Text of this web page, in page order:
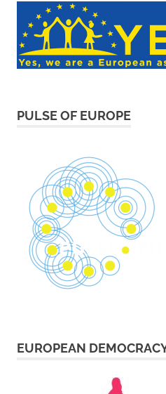
PULSE OF EUROPE
EUROPEAN